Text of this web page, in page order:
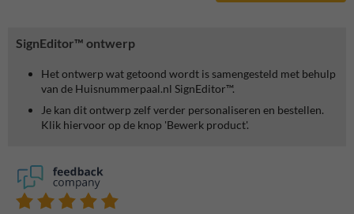
SignEditor™ ontwerp
Het ontwerp wat getoond wordt is samengesteld met behulp
van de Huisnummerpaal.nl SignEditor™.
Je kan dit ontwerp zelf verder personaliseren en bestellen.
Klik hiervoor op de knop 'Bewerk product'.